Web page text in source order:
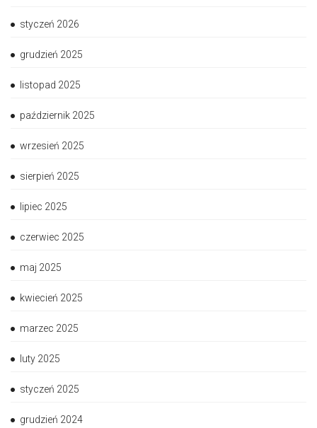
styczeń 2026
grudzień 2025
listopad 2025
październik 2025
wrzesień 2025
sierpień 2025
lipiec 2025
czerwiec 2025
maj 2025
kwiecień 2025
marzec 2025
luty 2025
styczeń 2025
grudzień 2024